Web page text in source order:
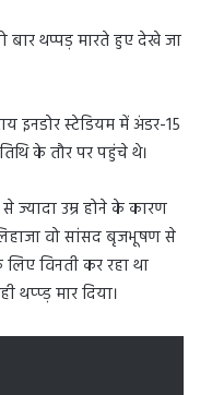
थप्पड़ मारते हुए देखे जा
इनडोर स्टेडियम में अंडर-15
के तौर पर पहुंचे थे।
ज्यादा उम्र होने के कारण
वो सांसद बृजभूषण से
विनती कर रहा था
मार दिया।